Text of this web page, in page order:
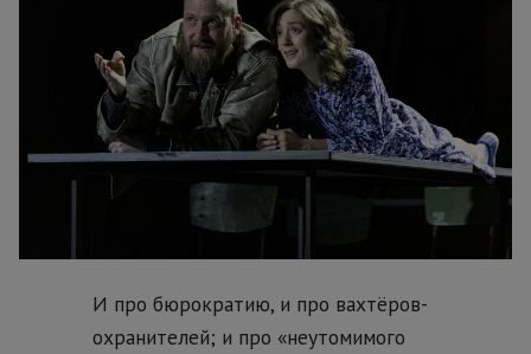
И про бюрократию, и про вахтёров-
охранителей; и про «неутомимого